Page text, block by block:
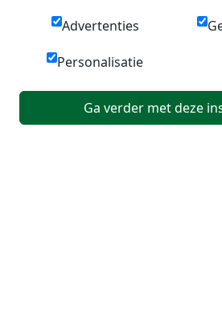
Advertenties
Personalisatie
Ga verder met deze